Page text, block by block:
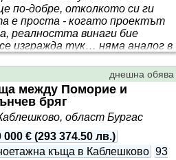
по-добре, отколкото си ги
е проста - когато проектът
реалността винаги бие
изгражда тук… няма аналог в
и спокойствие ✔ Това
това е стандарт, който
една за продажба! ПРОДАВА
САМОСТОЯТЕЛНА КЪЩА С
КОМПЛЕКС ”CE..
днешна обява
между Поморие и
бряг
област Бургас
000 € (293 374.50 лв.)
къща в Каблешково 93